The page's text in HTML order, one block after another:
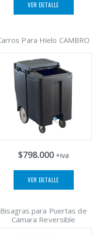
VER DETALLE
Para Hielo CAMBRO
$798.000 +iva
VER DETALLE
Bisagras para Puertas de
Camara Reversible